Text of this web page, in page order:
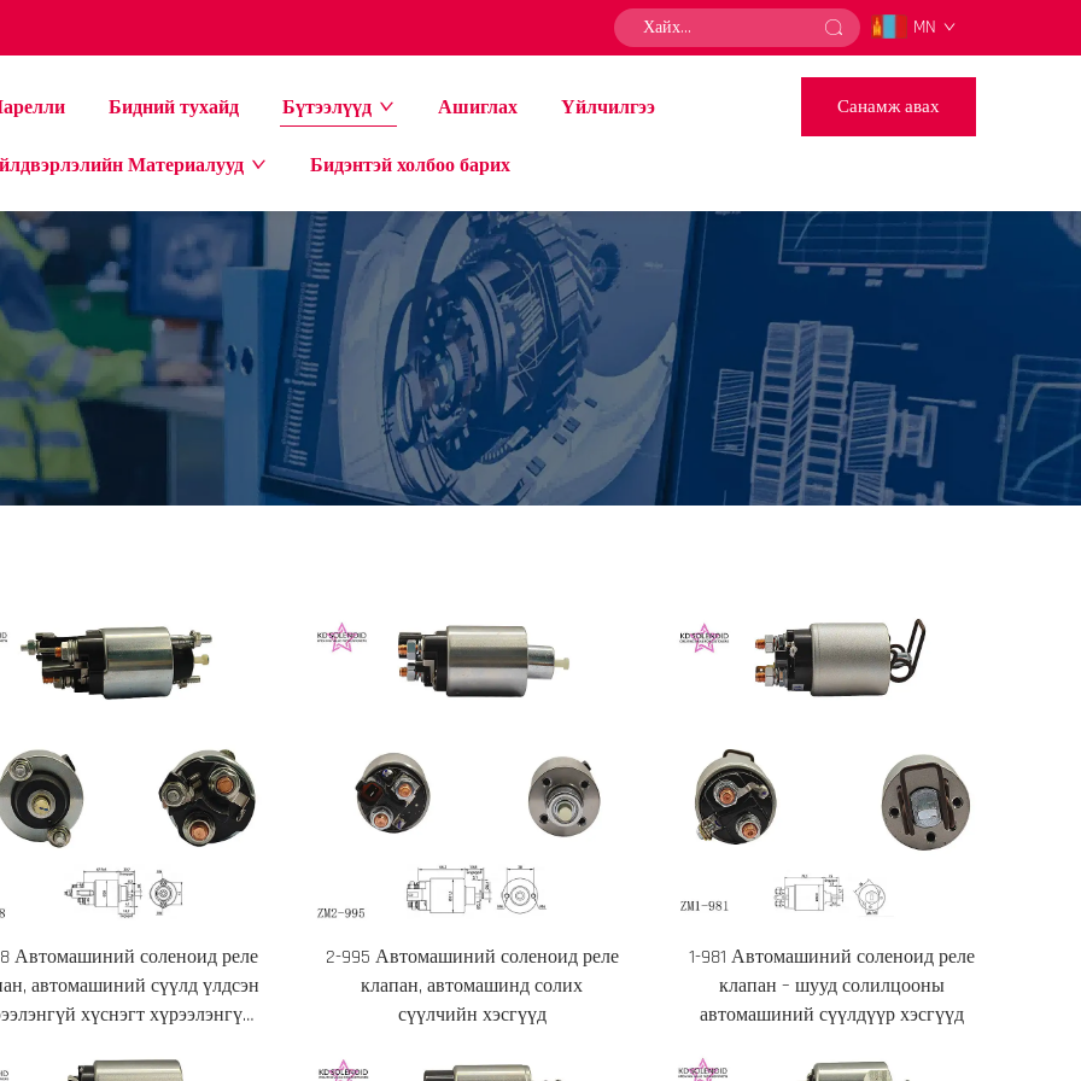
MN
Бидний тухайд Бүтээлүүд Ашиглах Үйлчилгээ
Материалууд Бидэнтэй холбоо барих
Санамж авах
Автомашиний соленоид реле
автомашиний сүүлд үлдсэн
хүснэгт хүрээлэнгүй
хүснэгт хүрээлэнгүй
2-995 Автомашиний соленоид реле
клапан, автомашинд солих
сүүлчийн хэсгүүд
1-981 Автомашиний соленоид реле
клапан – шууд солилцооны
автомашиний сүүлдүүр хэсгүүд